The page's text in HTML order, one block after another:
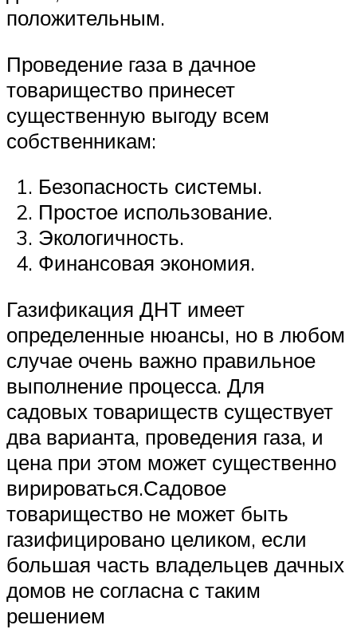
положительным.
Проведение газа в дачное
товарищество принесет
существенную выгоду всем
собственникам:
Безопасность системы.
Простое использование.
Экологичность.
Финансовая экономия.
Газификация ДНТ имеет
определенные нюансы, но в любом
случае очень важно правильное
выполнение процесса. Для
садовых товариществ существует
два варианта, проведения газа, и
цена при этом может существенно
вирироваться.Садовое
товарищество не может быть
газифицировано целиком, если
большая часть владельцев дачных
домов не согласна с таким
решением